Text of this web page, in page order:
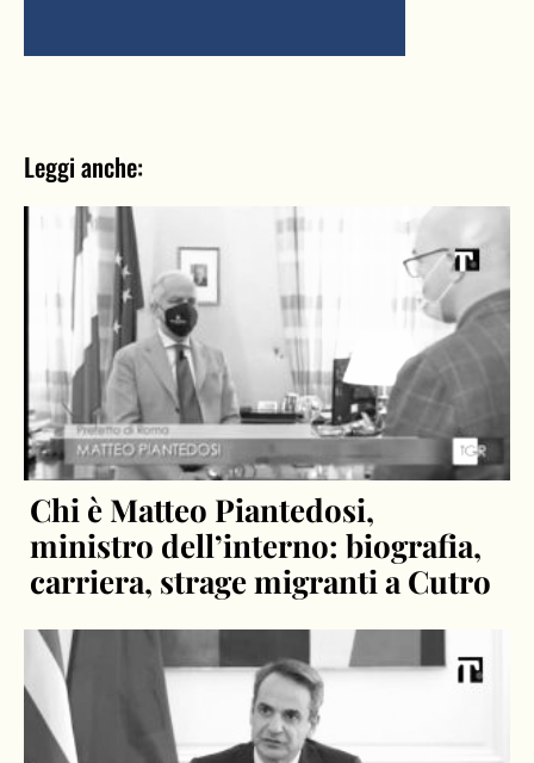
Leggi anche:
Chi è Matteo Piantedosi,
ministro dell’interno: biografia,
carriera, strage migranti a Cutro